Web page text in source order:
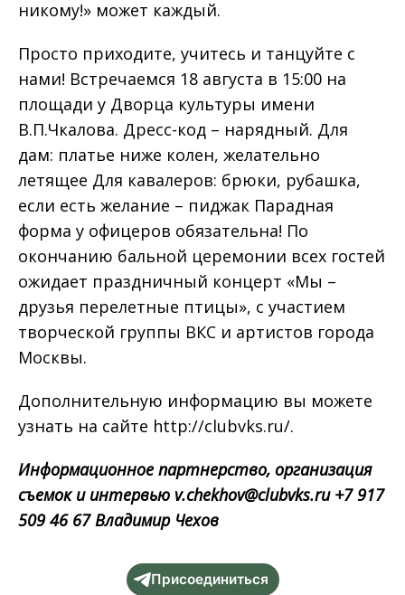
никому!» может каждый.
Просто приходите, учитесь и танцуйте с
нами! Встречаемся 18 августа в 15:00 на
площади у Дворца культуры имени
В.П.Чкалова. Дресс-код – нарядный. Для
дам: платье ниже колен, желательно
летящее Для кавалеров: брюки, рубашка,
если есть желание – пиджак Парадная
форма у офицеров обязательна! По
окончанию бальной церемонии всех гостей
ожидает праздничный концерт «Мы –
друзья перелетные птицы», с участием
творческой группы ВКС и артистов города
Москвы.
Дополнительную информацию вы можете
узнать на сайте http://clubvks.ru/.
Информационное партнерство, организация
съемок и интервью v.chekhov@clubvks.ru +7 917
509 46 67 Владимир Чехов
Присоединиться